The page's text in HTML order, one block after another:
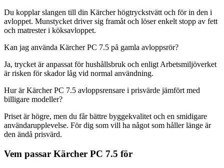
Du kopplar slangen till din Kärcher högtryckstvätt och för in den i
avloppet. Munstycket driver sig framåt och löser enkelt stopp av fett
och matrester i köksavloppet.
Kan jag använda Kärcher PC 7.5 på gamla avloppsrör?
Ja, trycket är anpassat för hushållsbruk och enligt Arbetsmiljöverket
är risken för skador låg vid normal användning.
Hur är Kärcher PC 7.5 avloppsrensare i prisvärde jämfört med
billigare modeller?
Priset är högre, men du får bättre byggekvalitet och en smidigare
användarupplevelse. För dig som vill ha något som håller länge är
den ändå prisvärd.
Vem passar Kärcher PC 7.5 för